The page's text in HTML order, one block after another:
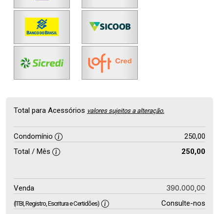
Total para Acessórios valores sujeitos a alteração.
Condomínio
250,00
Total / Mês
250,00
Venda 390.000,00
(ITBI, Registro, Escritura e Certidões) Consulte-nos